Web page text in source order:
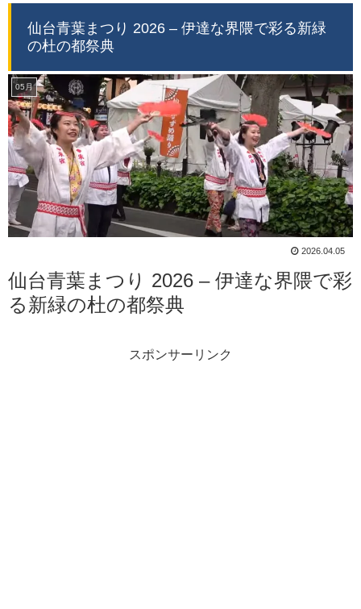
仙台青葉まつり 2026 – 伊達な界隈で彩る新緑
の杜の都祭典
05月
2026.04.05
仙台青葉まつり 2026 – 伊達な界隈で彩
る新緑の杜の都祭典
スポンサーリンク